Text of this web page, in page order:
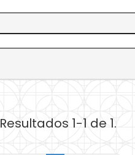
Resultados 1-1 de 1.